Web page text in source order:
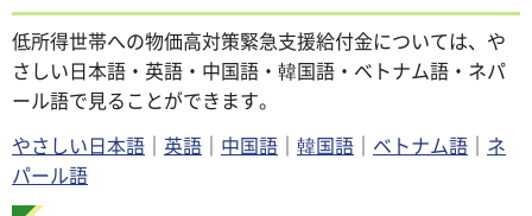
低所得世帯への物価高対策緊急支援給付金については、や
さしい日本語・英語・中国語・韓国語・ベトナム語・ネパ
ール語で見ることができます。
やさしい日本語 ｜ 英語 ｜ 中国語 ｜ 韓国語 ｜ ベトナム語 ｜ ネ
パール語